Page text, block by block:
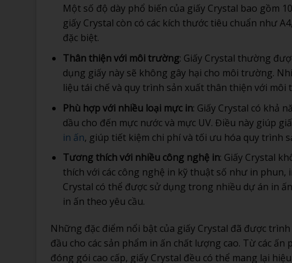
Một số độ dày phổ biến của giấy Crystal bao gồm
giấy Crystal còn có các kích thước tiêu chuẩn như
đặc biệt.
Thân thiện với môi trường: Giấy Crystal thường
dụng giấy này sẽ không gây hại cho môi trường.
liệu tái chế và quy trình sản xuất thân thiện với
Phù hợp với nhiều loại mực in: Giấy Crystal có khả
dầu cho đến mực nước và mực UV. Điều này giúp
in ấn, giúp tiết kiệm chi phí và tối ưu hóa quy trình
Tương thích với nhiều công nghệ in: Giấy Crystal
thích với các công nghệ in kỹ thuật số như in phun,
Crystal có thể được sử dụng trong nhiều dự án in
in ấn theo yêu cầu.
Những đặc điểm nổi bật của giấy Crystal đã được
đầu cho các sản phẩm in ấn chất lượng cao. Từ các
đóng gói cao cấp, giấy Crystal đều có thể mang lại